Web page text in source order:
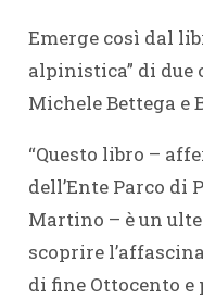
Emerge così dal
alpinistica” di due
Michele Bettega e
“Questo libro –
dell’Ente Parco di
Martino – è un
scoprire
di fine Ottocento e